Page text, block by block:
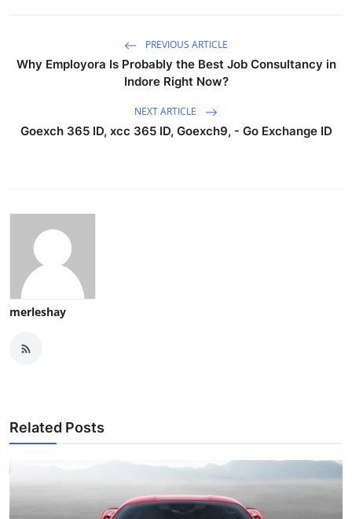
PREVIOUS ARTICLE
Why Employora Is Probably the Best Job Consultancy in
Indore Right Now?
NEXT ARTICLE
Goexch 365 ID, xcc 365 ID, Goexch9, - Go Exchange ID
merleshay
Related Posts